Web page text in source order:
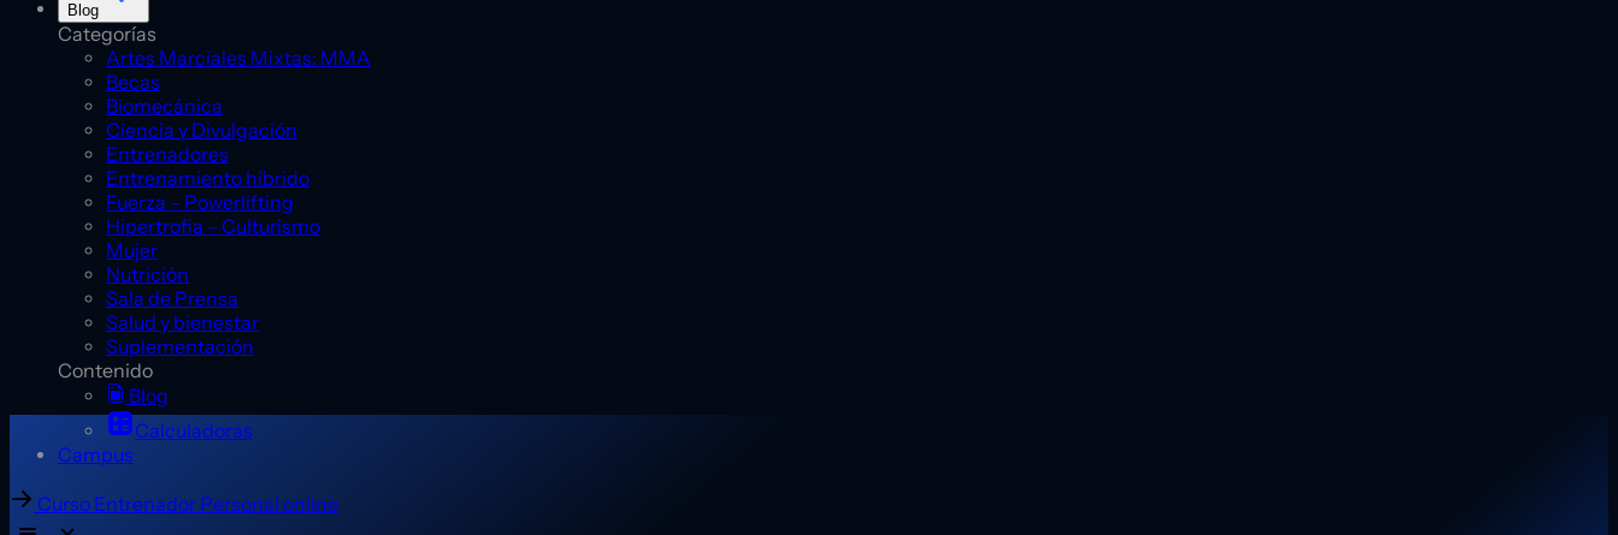
Blog
Categorías
Artes Marciales Mixtas: MMA
Becas
Biomecánica
Ciencia y Divulgación
Entrenadores
Entrenamiento híbrido
Fuerza – Powerlifting
Hipertrofia – Culturismo
Mujer
Nutrición
Sala de Prensa
Salud y bienestar
Suplementación
Contenido
Blog
Calculadoras
Campus
Curso Entrenador Personal online